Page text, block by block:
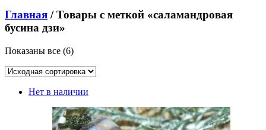
Главная / Товары с меткой «саламандровая
бусина дзи»
Показаны все (6)
Нет в наличии